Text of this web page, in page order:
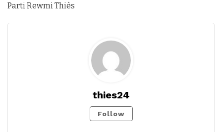
Parti Rewmi Thiès
thies24
Follow